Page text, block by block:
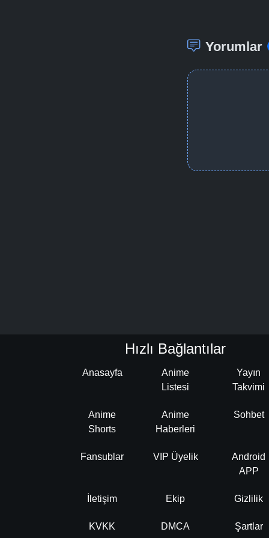
Yorumlar
Hızlı Bağlantılar
Anasayfa
Anime
Listesi
Yayın
Takvimi
Anime
Shorts
Anime
Haberleri
Sohbet
Fansublar VIP Üyelik
Android
APP
İletişim Ekip Gizlilik
KVKK DMCA Şartlar